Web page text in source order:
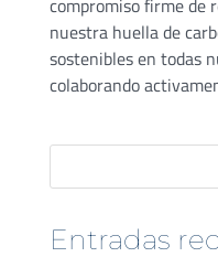
compromiso firme de
nuestra huella de
sostenibles en todas
colaborando
Entradas